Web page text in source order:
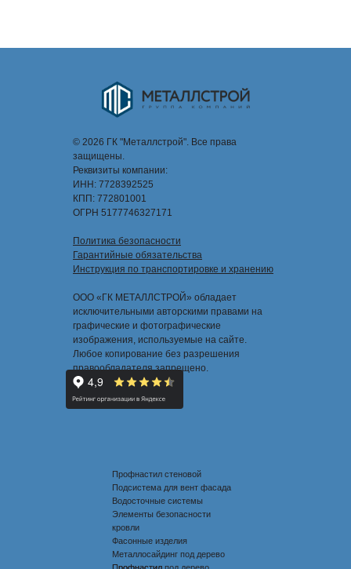
© 2026 ГК "Металлстрой". Все права
защищены.
Реквизиты компании:
ИНН: 7728392525
КПП: 772801001
ОГРН 5177746327171
Политика безопасности
Гарантийные обязательства
Инструкция по транспортировке и хранению
ООО «ГК МЕТАЛЛСТРОЙ» обладает
исключительными авторскими правами на
графические и фотографические
изображения, используемые на сайте.
Любое копирование без разрешения
правообладателя запрещено.
Профнастил стеновой
Подсистема для вент фасада
Водосточные системы
Элементы безопасности
кровли
Фасонные изделия
Металлосайдинг под дерево